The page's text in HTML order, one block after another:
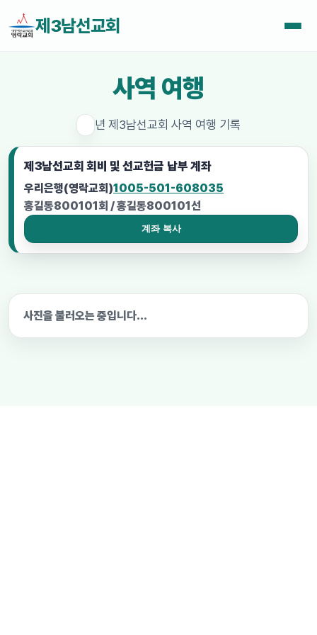
제3남선교회
사역 여행
년 제3남선교회 사역 여행 기록
제3남선교회 회비 및 선교헌금 납부 계좌
우리은행(영락교회)1005-501-608035
홍길동800101회 / 홍길동800101선
계좌 복사
사진을 불러오는 중입니다...